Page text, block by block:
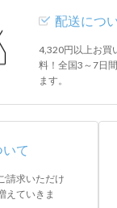
配送につ
4,320円以上お買
料！全国3～7日
ます。
て
請求いただけ
えていきま